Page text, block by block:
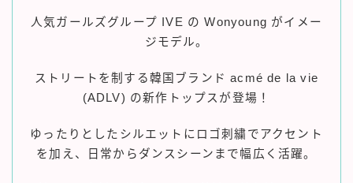
人気ガールズグループ IVE の Wonyoung がイメー
ジモデル。
ストリートを制する韓国ブランド acmé de la vie
(ADLV) の新作トップスが登場！
ゆったりとしたシルエットにロゴ刺繍でアクセント
を加え、日常からダンスシーンまで幅広く活躍。